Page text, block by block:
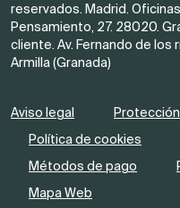
reservados. Madrid.
Pensamiento, 27. 28020.
cliente. Av. Fernando de los
Armilla (Granada)
Aviso legal
Política de cookies
Métodos de pago
Mapa Web